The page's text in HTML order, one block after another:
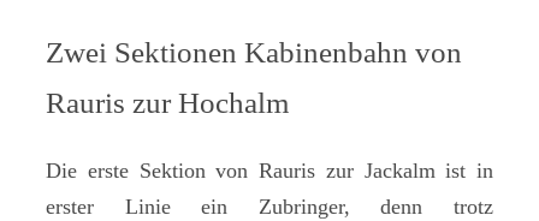
Zwei Sektionen Kabinenbahn von
Rauris zur Hochalm
Die erste Sektion von Rauris zur Jackalm ist in
erster Linie ein Zubringer, denn trotz